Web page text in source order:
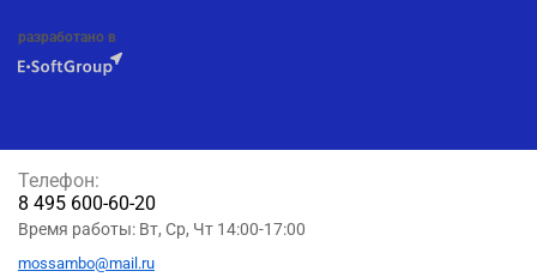
разработано в
Телефон:
8 495 600-60-20
Время работы: Вт, Ср, Чт 14:00-17:00
mossambo@mail.ru